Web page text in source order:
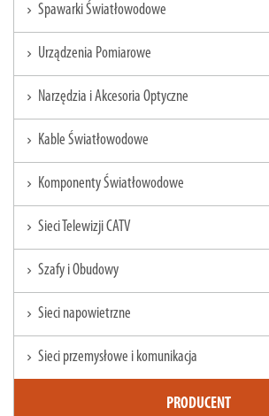
chevron_right Spawarki Światłowodowe
chevron_right Urządzenia Pomiarowe
chevron_right Narzędzia i Akcesoria Optyczne
chevron_right Kable Światłowodowe
chevron_right Komponenty Światłowodowe
chevron_right Sieci Telewizji CATV
chevron_right Szafy i Obudowy
chevron_right Sieci napowietrzne
chevron_right Sieci przemysłowe i komunikacja
PRODUCENT